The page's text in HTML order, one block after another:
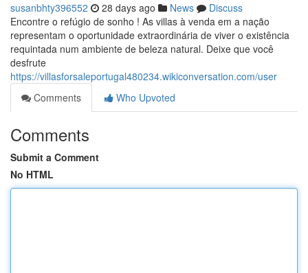
susanbhty396552 28 days ago News
Discuss
Encontre o refúgio de sonho ! As villas à venda em a nação
representam o oportunidade extraordinária de viver o existência
requintada num ambiente de beleza natural. Deixe que você
desfrute
https://villasforsaleportugal480234.wikiconversation.com/user
Comments
Who Upvoted
Comments
Submit a Comment
No HTML